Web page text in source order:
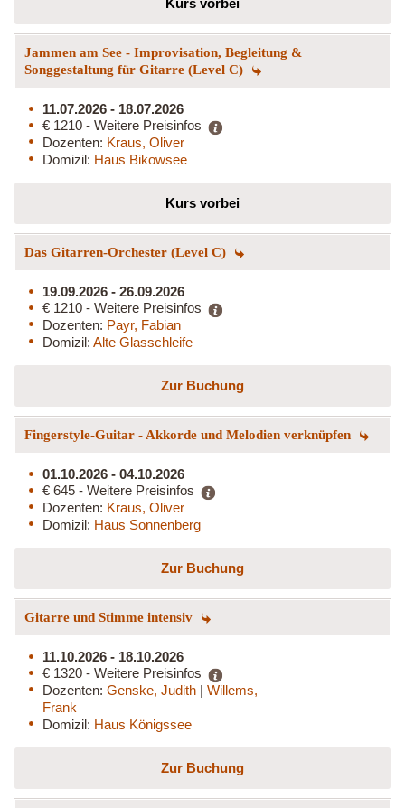
Jammen am See - Improvisation, Begleitung &
Songgestaltung für Gitarre (Level C)
11.07.2026 - 18.07.2026
€ 1210 - Weitere Preisinfos
Dozenten: Kraus, Oliver
Domizil: Haus Bikowsee
Kurs vorbei
Das Gitarren-Orchester (Level C)
19.09.2026 - 26.09.2026
€ 1210 - Weitere Preisinfos
Dozenten: Payr, Fabian
Domizil: Alte Glasschleife
Zur Buchung
Fingerstyle-Guitar - Akkorde und Melodien verknüpfen
01.10.2026 - 04.10.2026
€ 645 - Weitere Preisinfos
Dozenten: Kraus, Oliver
Domizil: Haus Sonnenberg
Zur Buchung
Gitarre und Stimme intensiv
11.10.2026 - 18.10.2026
€ 1320 - Weitere Preisinfos
Dozenten: Genske, Judith | Willems,
Frank
Domizil: Haus Königssee
Zur Buchung